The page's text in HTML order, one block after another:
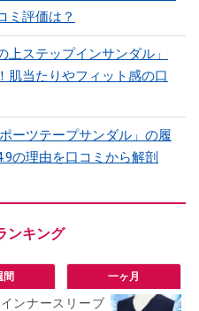
ミ評価は？
ステップインサンダル」
肌当たりやフィット感の口
ーツテープサンダル」の履
の理由を口コミから解剖
間 一ヶ月
ンナースリーブ